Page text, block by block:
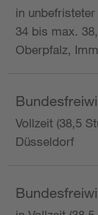
in
34 bis max.
Oberpfalz,
Vollzeit (38,5
Düsseldorf